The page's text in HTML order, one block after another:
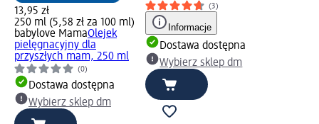
13,95 zł
250 ml (5,58 zł za 100 ml)
babylove MamaOlejek
pielęgnacyjny dla
przyszłych mam, 250 ml
(0)
Dostawa dostępna
Wybierz sklep dm
(3)
Informacje
Dostawa dostępna
Wybierz sklep dm